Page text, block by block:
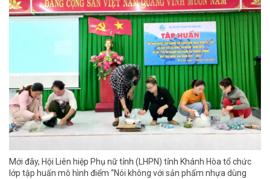
Mới đây, Hội Liên hiệp Phụ nữ tỉnh (LHPN) tỉnh Khánh Hòa tổ chức
lớp tập huấn mô hình điểm “Nói không với sản phẩm nhựa dùng